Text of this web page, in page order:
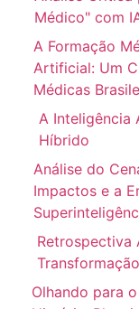
Médico" com
A Formação
Artificial: Um
Médicas
A Inteligência
Híbrido
Análise do
Impactos e a
Retrospectiva
Transformação
Olhando para